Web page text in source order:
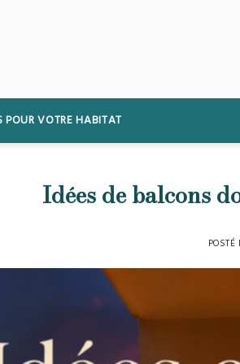
POUR VOTRE HABITAT
Idées de balcons